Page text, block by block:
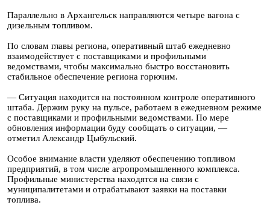
Параллельно в Архангельск направляются четыре вагона с
дизельным топливом.
По словам главы региона, оперативный штаб ежедневно
взаимодействует с поставщиками и профильными
ведомствами, чтобы максимально быстро восстановить
стабильное обеспечение региона горючим.
— Ситуация находится на постоянном контроле оперативного
штаба. Держим руку на пульсе, работаем в ежедневном режиме
с поставщиками и профильными ведомствами. По мере
обновления информации буду сообщать о ситуации, —
отметил Александр Цыбульский.
Особое внимание власти уделяют обеспечению топливом
предприятий, в том числе агропромышленного комплекса.
Профильные министерства находятся на связи с
муниципалитетами и отрабатывают заявки на поставки
топлива.